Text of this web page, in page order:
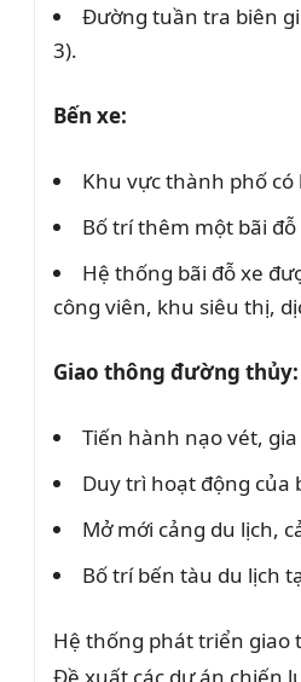
Đường tuần tra biên
3).
Bến xe:
Khu vực thành phố
Bố trí thêm một bãi
Hệ thống bãi đỗ xe
công viên, khu siêu thị,
Giao thông đường thủy:
Tiến hành nạo vét,
Duy trì hoạt động của
Mở mới cảng du lịch,
Bố trí bến tàu du lịch
Hệ thống phát triển giao
Đề xuất các dự án chiến